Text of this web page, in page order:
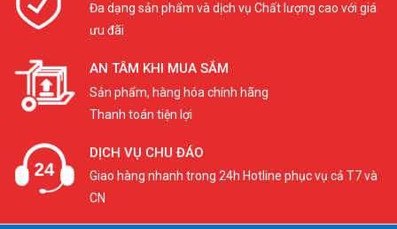
Đa dạng sản phẩm và dịch vụ Chất lượng cao với giá
ưu đãi
AN TÂM KHI MUA SẮM
Sản phẩm, hàng hóa chính hãng
Thanh toán tiện lợi
DỊCH VỤ CHU ĐÁO
Giao hàng nhanh trong 24h Hotline phục vụ cả T7 và
CN